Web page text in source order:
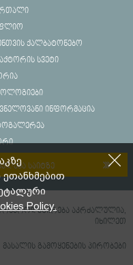
ქალბატონებო
სვეტი
ინფორმაცია
საიტზე
რეპროდუცირება აკრძალულია,
იხილეთ
მასალის გამოყენების პირობები
ეთანხმებით
Policy.